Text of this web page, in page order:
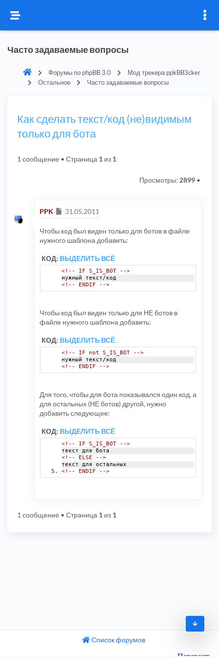
Часто задаваемые вопросы
Форумы по phpBB 3.0
Мод трекера ppkBB3cker
Остальное
Часто задаваемые вопросы
Как сделать текст/код (не)видимым
только для бота
1 сообщение • Страница 1 из 1
Просмотры: 2899 •
PPK Сообщение
31.05.2011
Чтобы код был виден только для ботов в файле
нужного шаблона добавить:
КОД: ВЫДЕЛИТЬ ВСЁ
<!-- IF S_IS_BOT -->
нужный текст/код
<!-- ENDIF -->
Чтобы код был виден только для НЕ ботов в
файле нужного шаблона добавить:
КОД: ВЫДЕЛИТЬ ВСЁ
<!-- IF not S_IS_BOT -->
нужный текст/код
<!-- ENDIF -->
Для того, чтобы для бота показывался один код, а
для остальных (НЕ ботов) другой, нужно
добавить следующее:
КОД: ВЫДЕЛИТЬ ВСЁ
<!-- IF S_IS_BOT -->
текст для бота
<!-- ELSE -->
текст для остальных
<!-- ENDIF -->
1 сообщение • Страница 1 из 1
Список форумов